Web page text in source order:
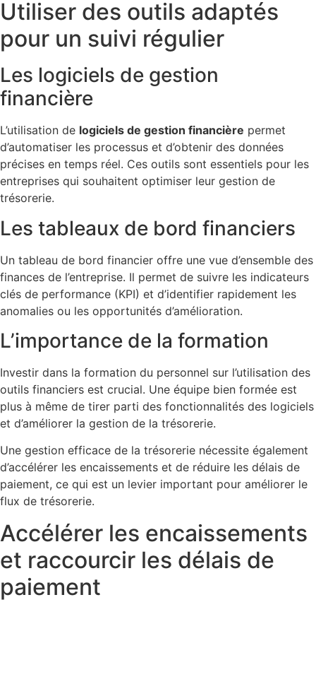
Utiliser des outils adaptés
pour un suivi régulier
Les logiciels de gestion
financière
L’utilisation de logiciels de gestion financière permet
d’automatiser les processus et d’obtenir des données
précises en temps réel. Ces outils sont essentiels pour les
entreprises qui souhaitent optimiser leur gestion de
trésorerie.
Les tableaux de bord financiers
Un tableau de bord financier offre une vue d’ensemble des
finances de l’entreprise. Il permet de suivre les indicateurs
clés de performance (KPI) et d’identifier rapidement les
anomalies ou les opportunités d’amélioration.
L’importance de la formation
Investir dans la formation du personnel sur l’utilisation des
outils financiers est crucial. Une équipe bien formée est
plus à même de tirer parti des fonctionnalités des logiciels
et d’améliorer la gestion de la trésorerie.
Une gestion efficace de la trésorerie nécessite également
d’accélérer les encaissements et de réduire les délais de
paiement, ce qui est un levier important pour améliorer le
flux de trésorerie.
Accélérer les encaissements
et raccourcir les délais de
paiement